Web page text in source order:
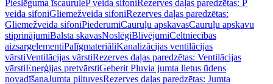
Pieslēguma īscauruleP veida sifoniRezerves daļas paredzētas: P
veida sifoniGliemežveida sifoniRezerves daļas paredzētas:
Gliemežveida sifoniPiederumiCauruļu apskavasCauruļu apskavu
stiprinājumiBalsta skavasNoslēgiBlīvējumiCeltniecības
aizsargelementiPalīgmateriāliKanalizācijas ventilācijas
vārstiVentilācijas vārstiRezerves daļas paredzētas: Ventilācijas
vārstiEnerģijas pretvārstiGeberit Pluvia jumta lietus ūdens
novadīšanaJumta piltuvesRezerves daļas paredzētas: Jumta